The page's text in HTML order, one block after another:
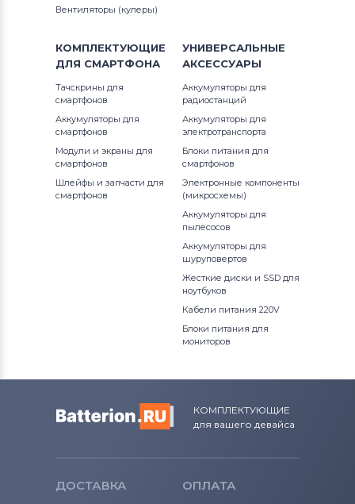
Вентиляторы (кулеры)
КОМПЛЕКТУЮЩИЕ
ДЛЯ СМАРТФОНА
Тачскрины для
смартфонов
Аккумуляторы для
смартфонов
Модули и экраны для
смартфонов
Шлейфы и запчасти для
смартфонов
УНИВЕРСАЛЬНЫЕ
АКСЕССУАРЫ
Аккумуляторы для
радиостанций
Аккумуляторы для
электротранспорта
Блоки питания для
смартфонов
Электронные компоненты
(микросхемы)
Аккумуляторы для
пылесосов
Аккумуляторы для
шуруповертов
Жесткие диски и SSD для
ноутбуков
Кабели питания 220V
Блоки питания для
мониторов
КОМПЛЕКТУЮЩИЕ
для вашего девайса
ДОСТАВКА
ОПЛАТА